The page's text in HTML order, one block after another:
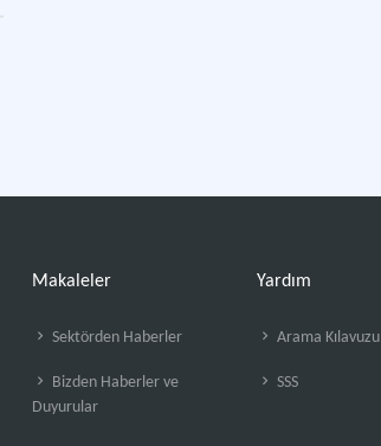
Makaleler
Sektörden Haberler
Bizden Haberler ve
Duyurular
Yardım
Arama Kılavuzu
SSS